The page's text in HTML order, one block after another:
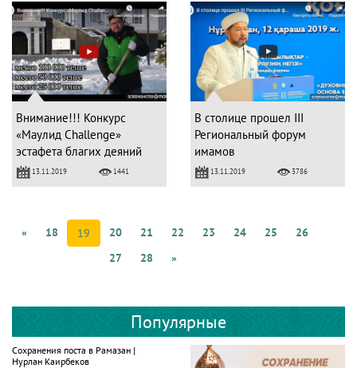
Внимание!!! Конкурс
«Mаулид Challenge»
эстафета благих деяний
13.11.2019 1441
В столице прошел ІІІ
Региональный форум
имамов
13.11.2019 3786
« 18 19 20 21 22 23 24 25
26
27
28 »
Популярные
Сохранения поста в Рамазан |
Нурлан Каирбеков